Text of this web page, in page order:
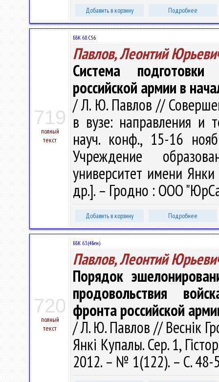
Добавить в корзину Подробнее
719
полный
текст
ББК 68.С56
Павлов, Леонтий
Система
российской армии в
/ Л. Ю. Павлов //
в вузе: направления и
науч. конф., 15-16
Учреждение
университет имени
др.]. – Гродно : ООО
Добавить в корзину Подробнее
720
полный
текст
ББК 63.(4Беи)
Павлов, Леонтий
Порядок
продовольствия
фронта российской
/ Л. Ю. Павлов // Веснік
Янкі Купалы. Сер. 1,
2012. – № 1(122). – С. 48-